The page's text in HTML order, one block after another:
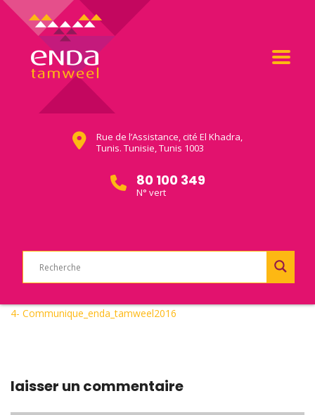
Rue de l’Assistance, cité El Khadra,
Tunis. Tunisie, Tunis 1003
80 100 349
N° vert
4- Communique_enda_tamweel2016
laisser un commentaire